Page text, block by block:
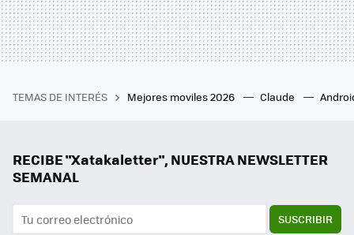
TEMAS DE INTERÉS Mejores moviles 2026 Claude
RECIBE "Xatakaletter", NUESTRA NEWSLETTER
SEMANAL
SUSCRIBIR